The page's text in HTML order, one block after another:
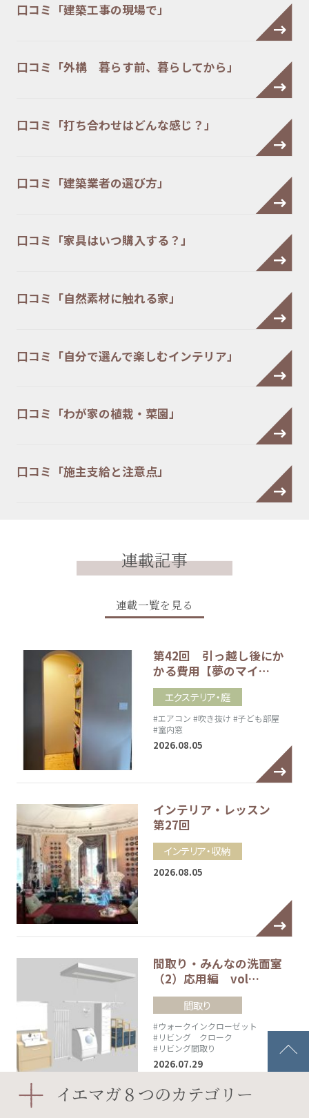
口コミ「建築工事の現場で」
口コミ「外構 暮らす前、暮らしてから」
口コミ「打ち合わせはどんな感じ？」
口コミ「建築業者の選び方」
口コミ「家具はいつ購入する？」
口コミ「自然素材に触れる家」
口コミ「自分で選んで楽しむインテリア」
口コミ「わが家の植栽・菜園」
口コミ「施主支給と注意点」
連載記事
連載一覧を見る
第42回 引っ越し後にか
かる費用【夢のマイ…
エクステリア・庭
#エアコン #吹き抜け #子ども部屋
#室内窓
2026.08.05
インテリア・レッスン
第27回
インテリア・収納
2026.08.05
間取り・みんなの洗面室
（2）応用編 vol…
間取り
#ウォークインクローゼット
#リビング クローク
#リビング間取り
2026.07.29
イエマガ８つのカテゴリー